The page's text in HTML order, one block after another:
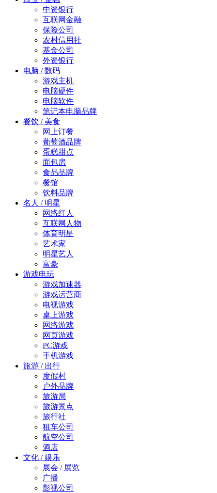
中资银行
互联网金融
保险公司
农村信用社
基金公司
外资银行
电脑 / 数码
游戏主机
电脑硬件
电脑软件
笔记本电脑品牌
餐饮 / 美食
网上订餐
葡萄酒品牌
蛋糕甜点
面包房
食品品牌
餐馆
饮料品牌
名人 / 明星
网络红人
互联网人物
体育明星
艺术家
明星艺人
富豪
游戏电玩
游戏加速器
游戏运营商
电视游戏
桌上游戏
网络游戏
网页游戏
PC游戏
手机游戏
旅游 / 出行
度假村
户外品牌
旅游局
旅游景点
旅行社
租车公司
航空公司
酒店
文化 / 娱乐
展会 / 展览
广播
影视公司